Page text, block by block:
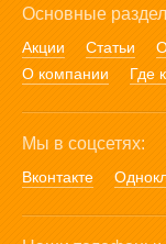
Основные
Акции Статьи
О компании
Где
Мы в соцсетях:
Вконтакте